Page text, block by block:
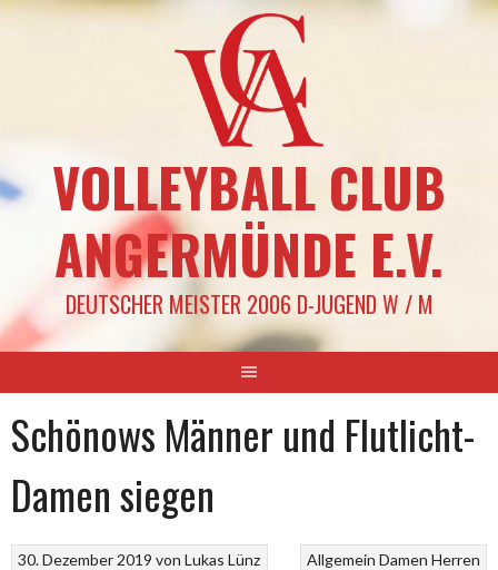
Springe
VOLLEYBALL CLUB
ANGERMÜNDE E.V.
DEUTSCHER MEISTER 2006 D-JUGEND W / M
Schönows Männer und Flutlicht-
Damen siegen
Allgemein Damen Herren
30. Dezember 2019 vonLukas Lünz